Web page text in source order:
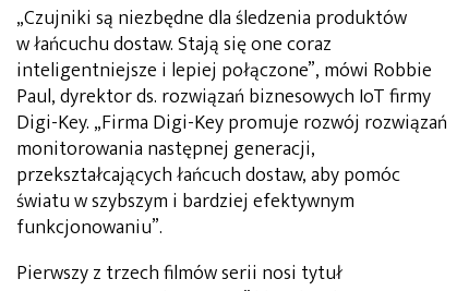
„Czujniki są niezbędne dla śledzenia produktów
w łańcuchu dostaw. Stają się one coraz
inteligentniejsze i lepiej połączone”, mówi Robbie
Paul, dyrektor ds. rozwiązań biznesowych IoT firmy
Digi-Key. „Firma Digi-Key promuje rozwój rozwiązań
monitorowania następnej generacji,
przekształcających łańcuch dostaw, aby pomóc
światu w szybszym i bardziej efektywnym
funkcjonowaniu”.
Pierwszy z trzech filmów serii nosi tytuł